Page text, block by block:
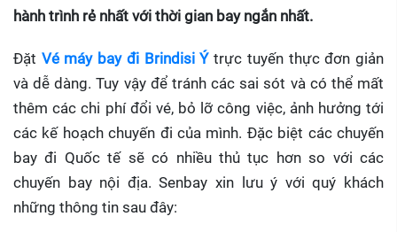
hành trình rẻ nhất với thời gian bay ngắn nhất.
Đặt Vé máy bay đi Brindisi Ýtrực tuyến thực đơn giản
và dễ dàng. Tuy vậy để tránh các sai sót và có thể mất
thêm các chi phí đổi vé, bỏ lỡ công việc, ảnh hưởng tới
các kế hoạch chuyến đi của mình. Đặc biệt các chuyến
bay đi Quốc tế sẽ có nhiều thủ tục hơn so với các
chuyến bay nội địa. Senbay xin lưu ý với quý khách
những thông tin sau đây: